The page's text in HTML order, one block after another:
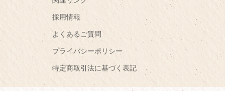
採用情報
よくあるご質問
プライバシーポリシー
特定商取引法に基づく表記